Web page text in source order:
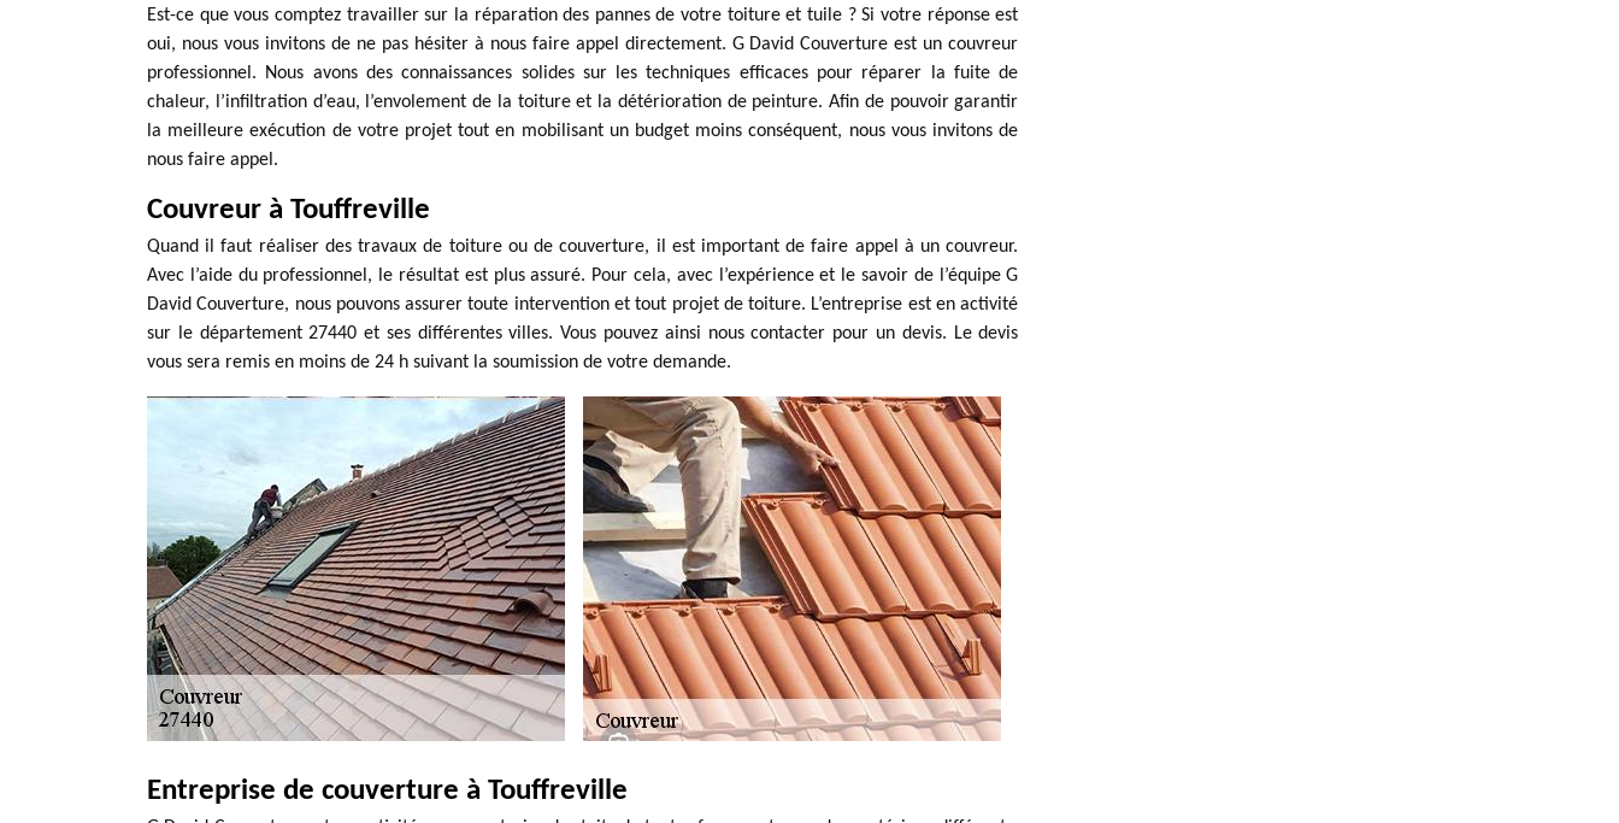
Est-ce que vous comptez travailler sur la réparation des pannes de votre toiture et tuile ? Si votre réponse est
oui, nous vous invitons de ne pas hésiter à nous faire appel directement. G David Couverture est un couvreur
professionnel. Nous avons des connaissances solides sur les techniques efficaces pour réparer la fuite de
chaleur, l’infiltration d’eau, l’envolement de la toiture et la détérioration de peinture. Afin de pouvoir garantir
la meilleure exécution de votre projet tout en mobilisant un budget moins conséquent, nous vous invitons de
nous faire appel.
Couvreur à Touffreville
Quand il faut réaliser des travaux de toiture ou de couverture, il est important de faire appel à un couvreur.
Avec l’aide du professionnel, le résultat est plus assuré. Pour cela, avec l’expérience et le savoir de l’équipe G
David Couverture, nous pouvons assurer toute intervention et tout projet de toiture. L’entreprise est en activité
sur le département 27440 et ses différentes villes. Vous pouvez ainsi nous contacter pour un devis. Le devis
vous sera remis en moins de 24 h suivant la soumission de votre demande.
Entreprise de couverture à Touffreville